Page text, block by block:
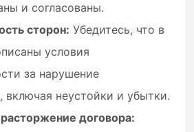
и согласованы.
сторон: Убедитесь, что в
условия
за нарушение
включая неустойки и убытки.
договора: